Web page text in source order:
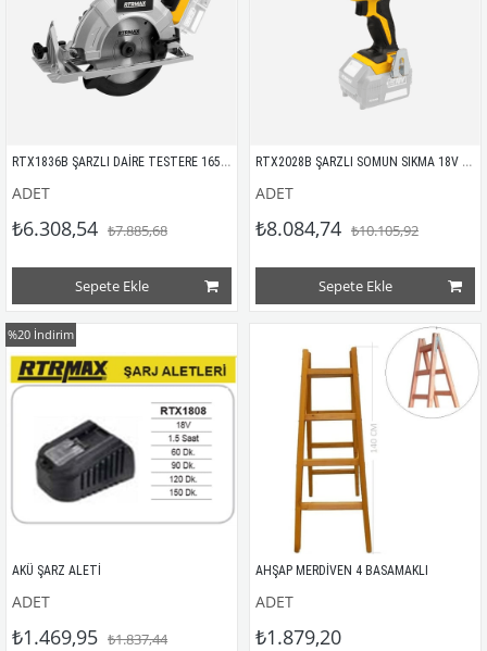
RTX1836B ŞARZLI DAİRE TESTERE 165mm 18V AKÜSÜZ
ADET
₺6.308,54 ₺7.885,68
Sepete Ekle
RTX2028B ŞARZLI SOMUN SIKMA 18V 250Nm (KÖMÜRSÜZ)
ADET
₺8.084,74 ₺10.105,92
Sepete Ekle
AKÜ ŞARZ ALETİ
ADET
₺1.469,95 ₺1.837,44
%20 İndirim
AHŞAP MERDİVEN 4 BASAMAKLI
ADET
₺1.879,20